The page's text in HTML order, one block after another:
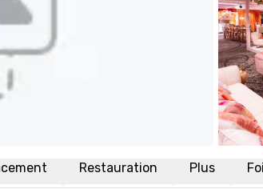
Restauration Plus